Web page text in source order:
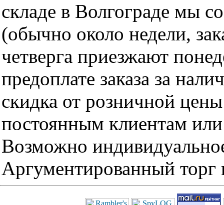
складе в Волгограде мы
(обычно около недели,
четверга приезжают
предоплате заказа за
скидка от розничной
постоянным клиентам
Возможно
Аргументированный торг